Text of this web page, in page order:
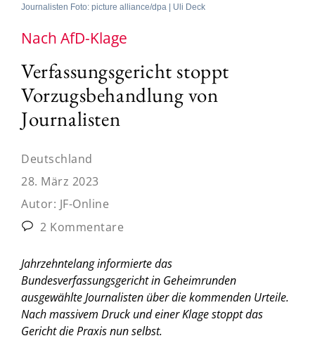
Journalisten Foto: picture alliance/dpa | Uli Deck
Nach AfD-Klage
Verfassungsgericht stoppt
Vorzugsbehandlung von
Journalisten
Deutschland
28. März 2023
Autor: JF-Online
2 Kommentare
Jahrzehntelang informierte das
Bundesverfassungsgericht in Geheimrunden
ausgewählte Journalisten über die kommenden Urteile.
Nach massivem Druck und einer Klage stoppt das
Gericht die Praxis nun selbst.